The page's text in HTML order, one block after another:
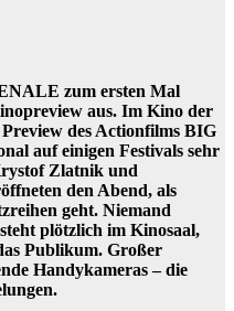
zum ersten Mal
aus. Im Kino der
des Actionfilms BIG
auf einigen Festivals sehr
Zlatnik und
den Abend, als
geht. Niemand
plötzlich im Kinosaal,
Publikum. Großer
Handykameras – die